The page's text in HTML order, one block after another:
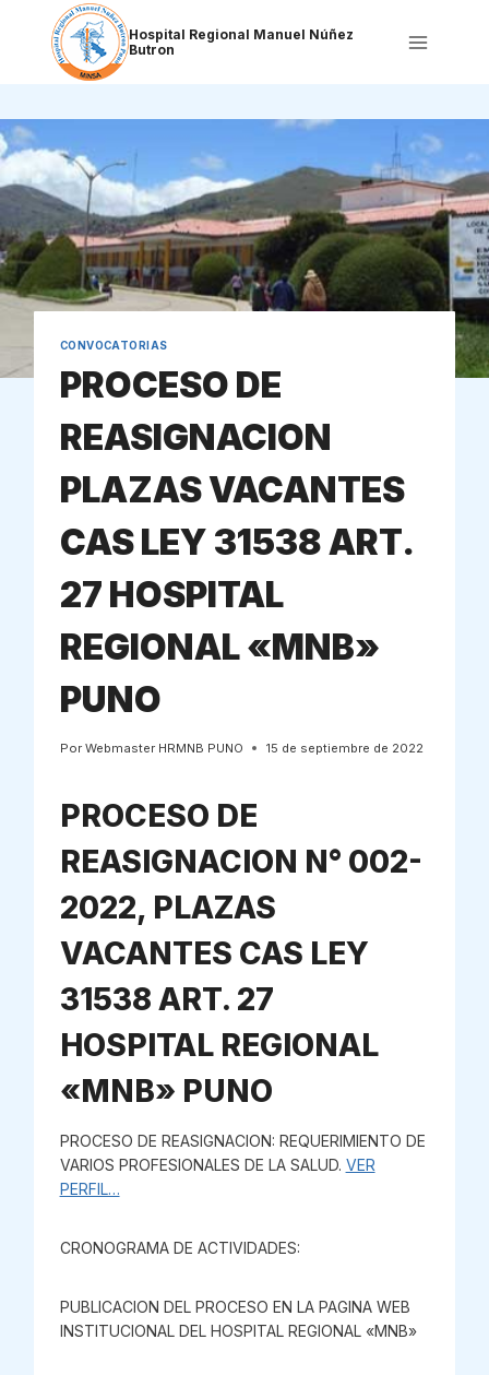
contenido
Hospital Regional Manuel Núñez
Butron
CONVOCATORIAS
PROCESO DE
REASIGNACION
PLAZAS VACANTES
CAS LEY 31538 ART.
27 HOSPITAL
REGIONAL «MNB»
PUNO
Por Webmaster HRMNB PUNO 15 de septiembre de 2022
PROCESO DE
REASIGNACION N° 002-
2022, PLAZAS
VACANTES CAS LEY
31538 ART. 27
HOSPITAL REGIONAL
«MNB» PUNO
PROCESO DE REASIGNACION: REQUERIMIENTO DE
VARIOS PROFESIONALES DE LA SALUD. VER
PERFIL…
CRONOGRAMA DE ACTIVIDADES:
PUBLICACION DEL PROCESO EN LA PAGINA WEB
INSTITUCIONAL DEL HOSPITAL REGIONAL «MNB»